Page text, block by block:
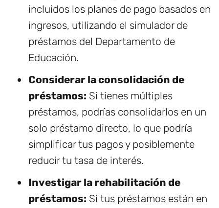
incluidos los planes de pago basados en
ingresos, utilizando el simulador de
préstamos del Departamento de
Educación.
Considerar la consolidación de
préstamos: Si tienes múltiples
préstamos, podrías consolidarlos en un
solo préstamo directo, lo que podría
simplificar tus pagos y posiblemente
reducir tu tasa de interés.
Investigar la rehabilitación de
préstamos: Si tus préstamos están en